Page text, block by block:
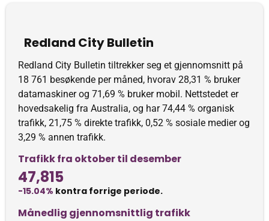
Redland City Bulletin
Redland City Bulletin tiltrekker seg et gjennomsnitt på
18 761 besøkende per måned, hvorav 28,31 % bruker
datamaskiner og 71,69 % bruker mobil. Nettstedet er
hovedsakelig fra Australia, og har 74,44 % organisk
trafikk, 21,75 % direkte trafikk, 0,52 % sosiale medier og
3,29 % annen trafikk.
Trafikk fra oktober til desember
47,815
-15.04% kontra forrige periode.
Månedlig gjennomsnittlig trafikk